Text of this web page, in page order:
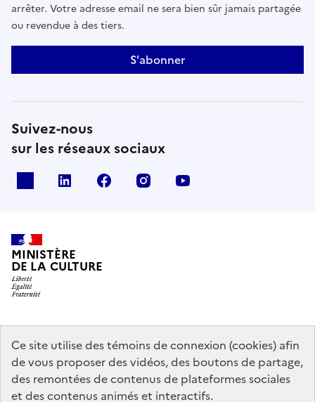
Ce site utilise des témoins de connexion (cookies) afin
de vous proposer des vidéos, des boutons de partage,
des remontées de contenus de plateformes sociales
et des contenus animés et interactifs.
arrêter. Votre adresse email ne sera bien sûr jamais partagée
ou revendue à des tiers.
S'abonner
Suivez-nous
sur les réseaux sociaux
linkedin facebook instagram
MINISTÈRE
DE LA CULTURE
data.gouv.fr legifrance.gouv.fr
info.gouv.fr
service-public.gouv.fr